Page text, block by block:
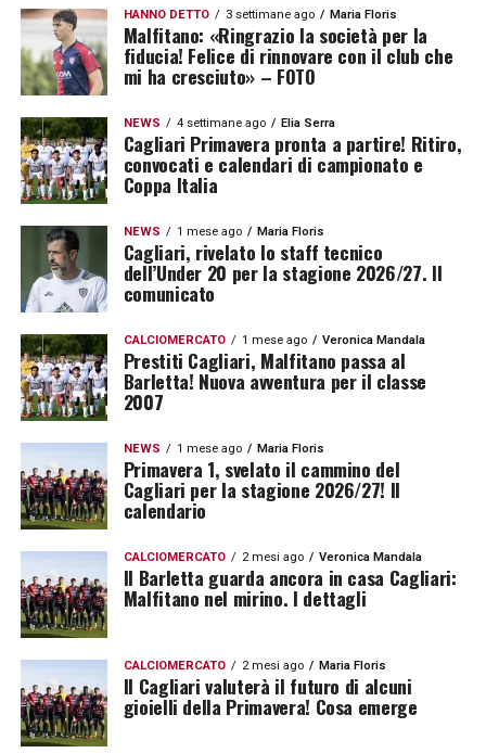
HANNO DETTO 3 settimane ago Maria Floris
Malfitano: «Ringrazio la società per la
fiducia! Felice di rinnovare con il club che
mi ha cresciuto» – FOTO
NEWS 4 settimane ago Elia Serra
Cagliari Primavera pronta a partire! Ritiro,
convocati e calendari di campionato e
Coppa Italia
NEWS 1 mese ago Maria Floris
Cagliari, rivelato lo staff tecnico
dell’Under 20 per la stagione 2026/27. Il
comunicato
CALCIOMERCATO 1 mese ago Veronica Mandala
Prestiti Cagliari, Malfitano passa al
Barletta! Nuova avventura per il classe
2007
NEWS 1 mese ago Maria Floris
Primavera 1, svelato il cammino del
Cagliari per la stagione 2026/27! Il
calendario
CALCIOMERCATO 2 mesi ago Veronica Mandala
Il Barletta guarda ancora in casa Cagliari:
Malfitano nel mirino. I dettagli
CALCIOMERCATO 2 mesi ago Maria Floris
Il Cagliari valuterà il futuro di alcuni
gioielli della Primavera! Cosa emerge